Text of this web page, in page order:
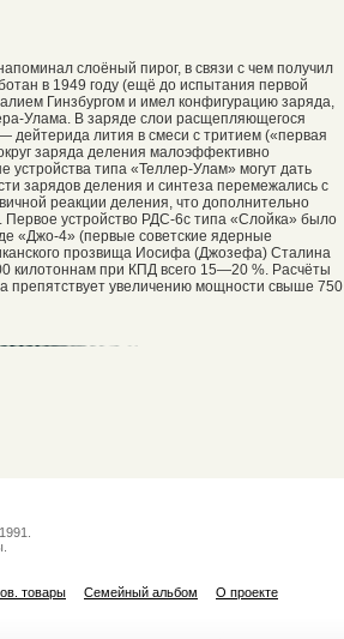
слоёный пирог, в связи с чем получил
в 1949 году (ещё до испытания первой
Гинзбургом и имел конфигурацию заряда,
Улама. В заряде слои расщепляющегося
дейтерида лития в смеси с тритием («первая
заряда деления малоэффективно
типа «Теллер-Улам» могут дать
зарядов деления и синтеза перемежались с
реакции деления, что дополнительно
устройство РДС-6с типа «Слойка» было
«Джо-4» (первые советские ядерные
прозвища Иосифа (Джозефа) Сталина
килотоннам при КПД всего 15—20 %. Расчёты
препятствует увеличению мощности свыше 750
товары Семейный альбом О проекте